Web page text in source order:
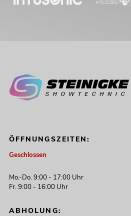
ÖFFNUNGSZEITEN:
Geschlossen
Mo.-Do. 9:00 - 17:00 Uhr
Fr. 9:00 - 16:00 Uhr
ABHOLUNG: